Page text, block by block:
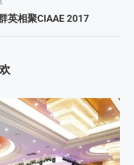
英相聚CIAAE 2017